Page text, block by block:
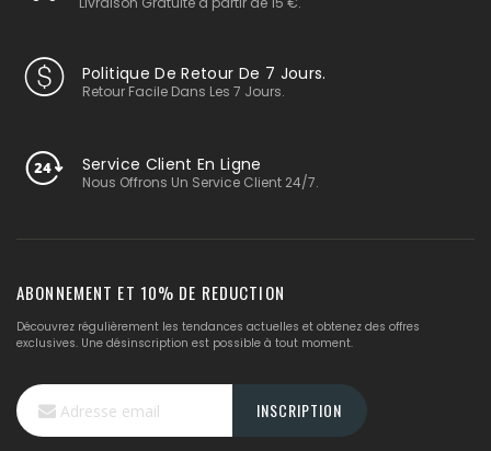
Politique De Retour De 7 Jours.
Retour Facile Dans Les 7 Jours.
Service Client En Ligne
Nous Offrons Un Service Client 24/7.
ABONNEMENT ET 10% DE REDUCTION
Découvrez régulièrement les tendances actuelles et obtenez des offres
exclusives. Une désinscription est possible à tout moment.
Inscription
à
notre
lettre
INSCRIPTION